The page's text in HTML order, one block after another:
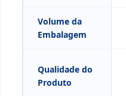
Volume da
Embalagem
Qualidade do
Produto